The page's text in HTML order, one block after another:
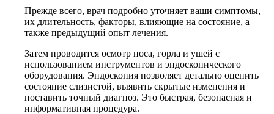
Прежде всего, врач подробно уточняет ваши симптомы,
их длительность, факторы, влияющие на состояние, а
также предыдущий опыт лечения.
Затем проводится осмотр носа, горла и ушей с
использованием инструментов и эндоскопического
оборудования. Эндоскопия позволяет детально оценить
состояние слизистой, выявить скрытые изменения и
поставить точный диагноз. Это быстрая, безопасная и
информативная процедура.